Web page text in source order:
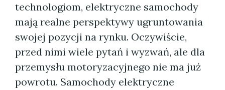
technologiom, elektryczne samochody
mają realne perspektywy ugruntowania
swojej pozycji na rynku. Oczywiście,
przed nimi wiele pytań i wyzwań, ale dla
przemysłu motoryzacyjnego nie ma już
powrotu. Samochody elektryczne